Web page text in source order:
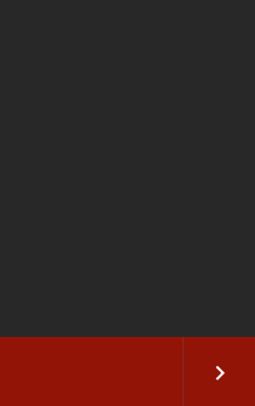
keyboard_arrow_right